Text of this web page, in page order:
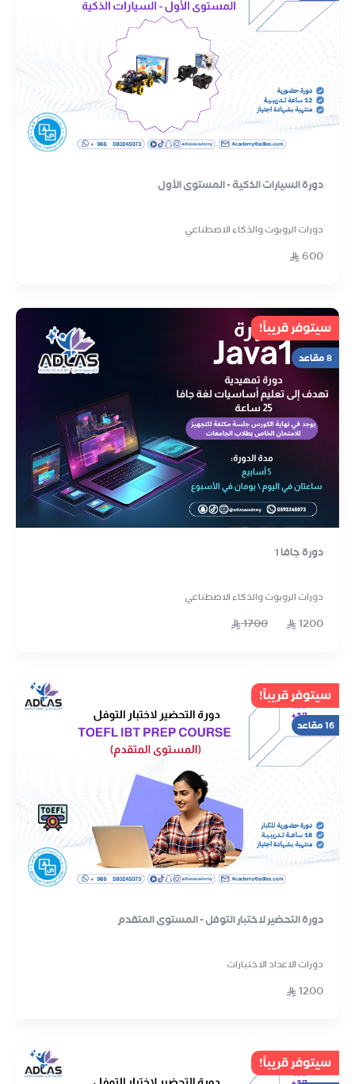
دورة السيارات الذكية - المستوى الأول
دورات الروبوت والذكاء الاصطناعي
600
سيتوفر قريباً!
8 مقاعد
دورة جافا 1
دورات الروبوت والذكاء الاصطناعي
1200
1700
سيتوفر قريباً!
16 مقاعد
دورة التحضير لاختبار التوفل - المستوى المتقدم
دورات الاعداد الاختبارات
1200
سيتوفر قريباً!